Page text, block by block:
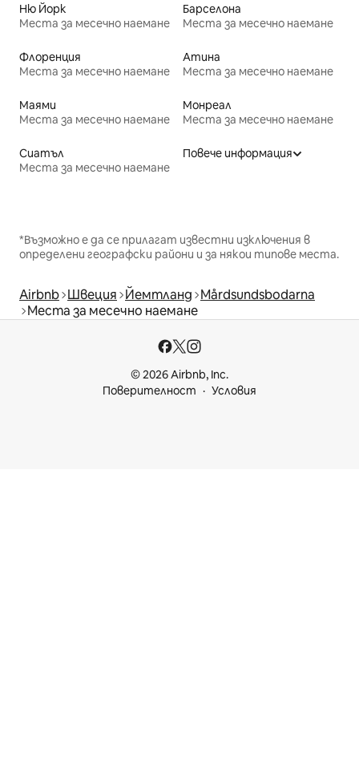
Ню Йорк
Места за месечно наемане
Барселона
Места за месечно наемане
Флоренция
Места за месечно наемане
Атина
Места за месечно наемане
Маями
Места за месечно наемане
Монреал
Места за месечно наемане
Сиатъл
Места за месечно наемане
Повече информация
*Възможно е да се прилагат известни изключения в
определени географски райони и за някои типове места.
Airbnb Швеция Йемтланд Mårdsundsbodarna
Места за месечно наемане
© 2026 Airbnb, Inc.
Поверителност
Условия